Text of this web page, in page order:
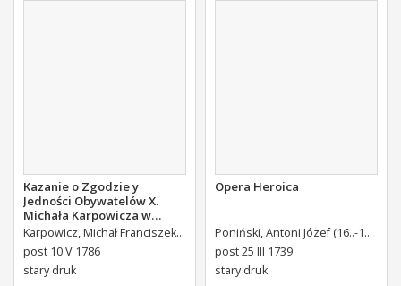
Kazanie o Zgodzie y
Jedności Obywatelów X.
Michała Karpowicza w
Uroczystosc Imienin [...]
Stanisława Augusta Krola
Miane [...].
Karpowicz, Michał Franciszek (1744-1803)
post 10 V 1786
stary druk
Opera Heroica
Poniński, Antoni Józef (16..-1742).
post 25 III 1739
stary druk